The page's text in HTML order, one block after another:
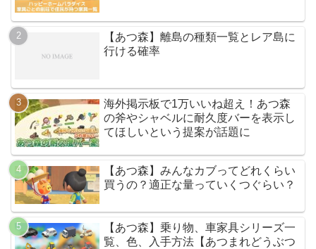
【あつ森】離島の種類一覧とレア島に
行ける確率
海外掲示板で1万いいね超え！あつ森
の斧やシャベルに耐久度バーを表示し
てほしいという提案が話題に
【あつ森】みんなカブってどれくらい
買うの？適正な量っていくつぐらい？
【あつ森】乗り物、車家具シリーズ一
覧、色、入手方法【あつまれどうぶつ